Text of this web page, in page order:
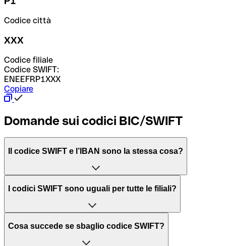
Codice città
XXX
Codice filiale
Codice SWIFT:
ENEEFRP1XXX
Copiare
Domande sui codici BIC/SWIFT
Il codice SWIFT e l’IBAN sono la stessa cosa?
L'acronimo SWIFT sta per “Society for Worldwide
per l’elaborazione dei pagamenti tra diversi Paesi.
Il BIC, invece, sta per “Bank Identifier Code” ed è una
I codici SWIFT sono uguali per tutte le filiali?
Dipende dalle banche. In alcuni casi le banche utilizzano
Cosa succede se sbaglio codice SWIFT?